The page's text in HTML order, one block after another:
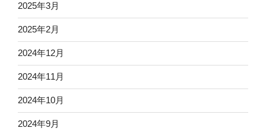
2025年3月
2025年2月
2024年12月
2024年11月
2024年10月
2024年9月